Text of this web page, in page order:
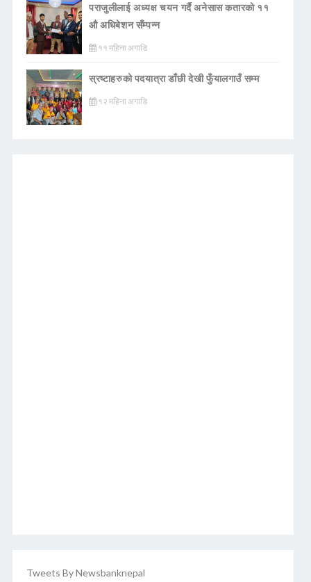
पराजुलीलाई अध्यक्ष चयन गर्दै अनेसास कतारको ११
औ अधिबेशन सँम्पन्न
११ महिना अगाडि
स्रष्टाहरुको पदयात्रा डाँछी देखी फुँयालगाउँ सम्म
१२ महिना अगाडि
Tweets By Newsbanknepal